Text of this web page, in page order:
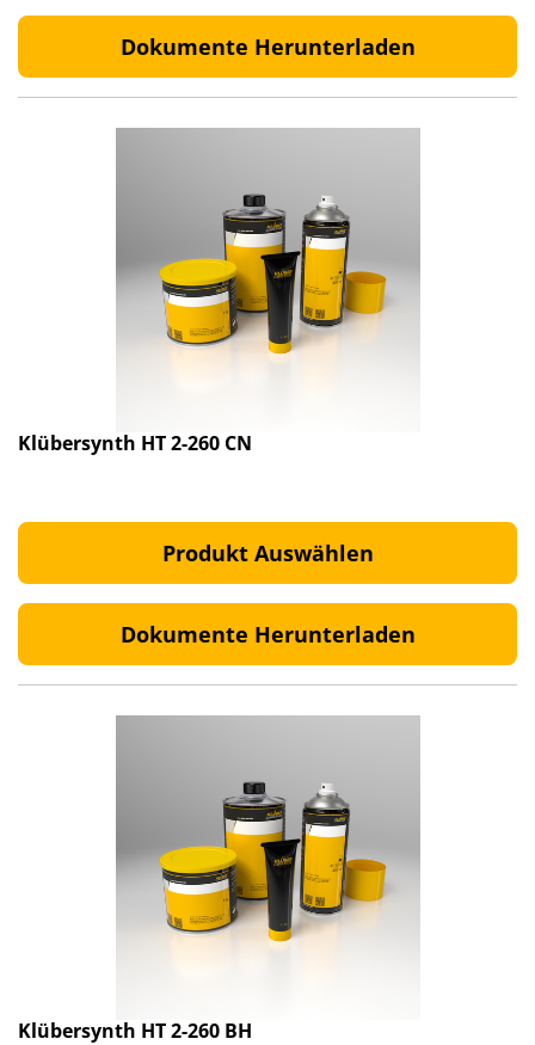
Dokumente Herunterladen
Klübersynth HT 2-260 CN
Produkt Auswählen
Dokumente Herunterladen
Klübersynth HT 2-260 BH